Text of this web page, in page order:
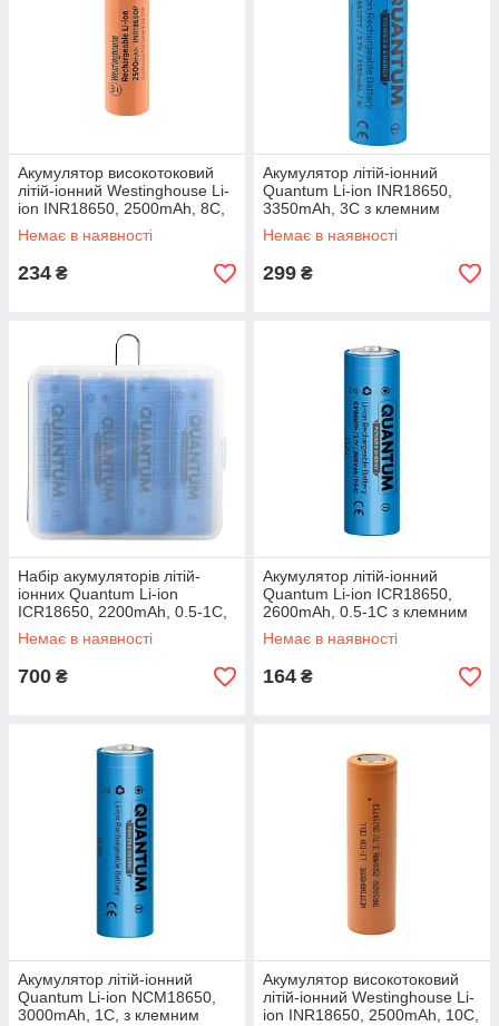
Акумулятор високотоковий
літій-іонний Westinghouse Li-
ion INR18650, 2500mAh, 8С,
1шт/уп
Немає в наявності
234 ₴
Акумулятор літій-іонний
Quantum Li-ion INR18650,
3350mAh, 3С з клемним
виступом, 1шт/уп
Немає в наявності
299 ₴
Набір акумуляторів літій-
іонних Quantum Li-ion
ICR18650, 2200mAh, 0.5-1С,
4шт/уп plastic case
Немає в наявності
700 ₴
Акумулятор літій-іонний
Quantum Li-ion ICR18650,
2600mAh, 0.5-1С з клемним
виступом, 1шт/уп
Немає в наявності
164 ₴
Акумулятор літій-іонний
Quantum Li-ion NCM18650,
3000mAh, 1С, з клемним
Акумулятор високотоковий
літій-іонний Westinghouse Li-
ion INR18650, 2500mAh, 10С,